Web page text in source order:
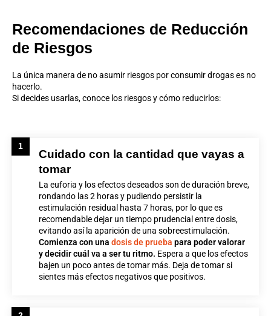
Recomendaciones de Reducción
de Riesgos
La única manera de no asumir riesgos por consumir drogas es no
hacerlo.
Si decides usarlas, conoce los riesgos y cómo reducirlos:
1
Cuidado con la cantidad que vayas a
tomar
La euforia y los efectos deseados son de duración breve,
rondando las 2 horas y pudiendo persistir la
estimulación residual hasta 7 horas, por lo que es
recomendable dejar un tiempo prudencial entre dosis,
evitando así la aparición de una sobreestimulación.
Comienza con una dosis de prueba para poder valorar
y decidir cuál va a ser tu ritmo. Espera a que los efectos
bajen un poco antes de tomar más. Deja de tomar si
sientes más efectos negativos que positivos.